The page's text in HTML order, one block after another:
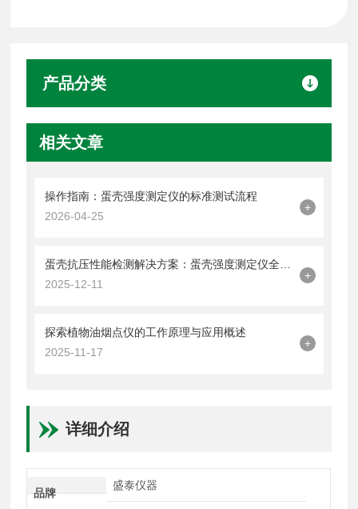
产品分类
相关文章
操作指南：蛋壳强度测定仪的标准测试流程
2026-04-25
+
2025-12-11
+
探索植物油烟点仪的工作原理与应用概述
2025-11-17
+
详细介绍
品牌
盛泰仪器